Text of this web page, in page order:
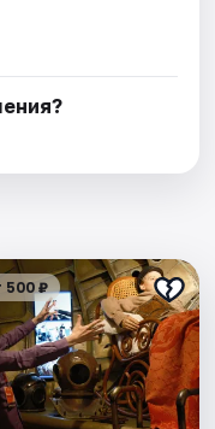
500 ₽